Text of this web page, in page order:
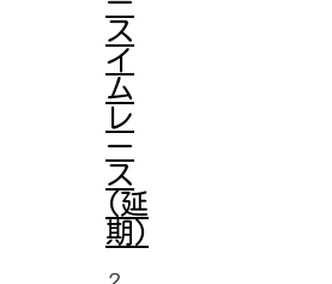
ス
イ
ム
レ
ー
ス
(延
期)